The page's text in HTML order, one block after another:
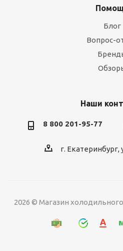
Блог
Вопрос-
Наши
8 800 201-95-77
г. Екатеринбург,
2026 © Магазин